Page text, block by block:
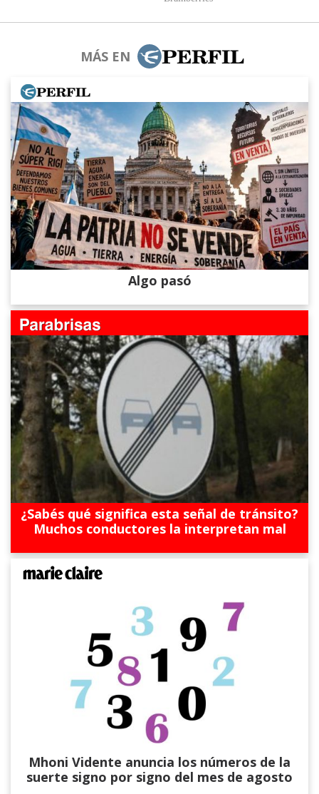
MÁS EN
Algo pasó
¿Sabés qué significa esta señal de tránsito?
Muchos conductores la interpretan mal
Mhoni Vidente anuncia los números de la
suerte signo por signo del mes de agosto